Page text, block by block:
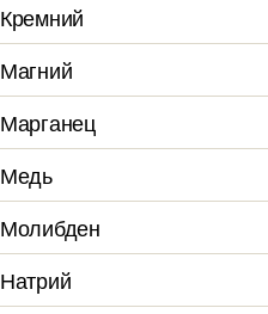
Кремний
Магний
Марганец
Медь
Молибден
Натрий